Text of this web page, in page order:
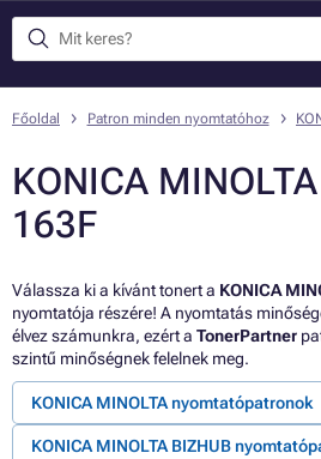
Főoldal Patron minden nyomtatóhoz
KONICA
163F
Válassza ki a kívánt tonert a KONICA
nyomtatója részére! A nyomtatás
élvez számunkra, ezért a TonerPartner
szintű minőségnek felelnek meg.
KONICA MINOLTA nyomtatópatronok
KONICA MINOLTA BIZHUB